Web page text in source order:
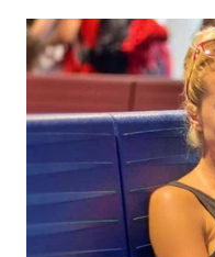
WN
INDRAMAYU
WN
KUNINGAN
WN
MAJALENGKA